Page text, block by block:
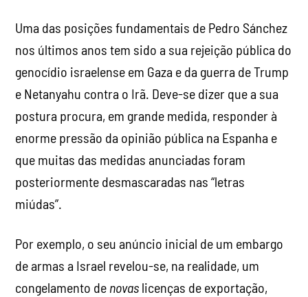
Uma das posições fundamentais de Pedro Sánchez
nos últimos anos tem sido a sua rejeição pública do
genocídio israelense em Gaza e da guerra de Trump
e Netanyahu contra o Irã. Deve-se dizer que a sua
postura procura, em grande medida, responder à
enorme pressão da opinião pública na Espanha e
que muitas das medidas anunciadas foram
posteriormente desmascaradas nas “letras
miúdas”.
Por exemplo, o seu anúncio inicial de um embargo
de armas a Israel revelou-se, na realidade, um
congelamento de novas licenças de exportação,